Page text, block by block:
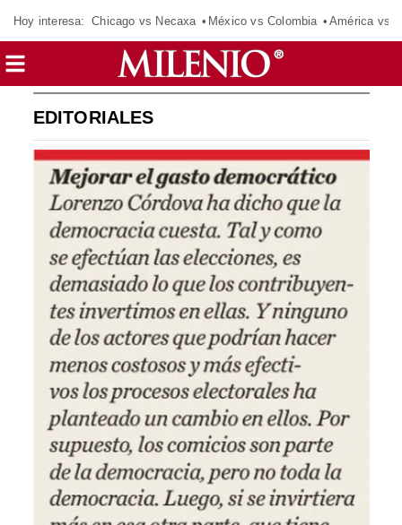
Hoy interesa: Chicago vs Necaxa México vs Colombia América vs
EDITORIALES